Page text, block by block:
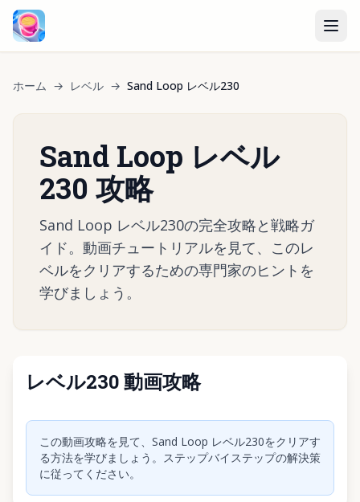
ホーム → レベル → Sand Loop レベル230
Sand Loop レベル
230 攻略
Sand Loop レベル230の完全攻略と戦略ガ
イド。動画チュートリアルを見て、このレ
ベルをクリアするための専門家のヒントを
学びましょう。
レベル230 動画攻略
クリックして動画を再生
この動画攻略を見て、Sand Loop レベル230をクリアす
る方法を学びましょう。ステップバイステップの解決策
に従ってください。